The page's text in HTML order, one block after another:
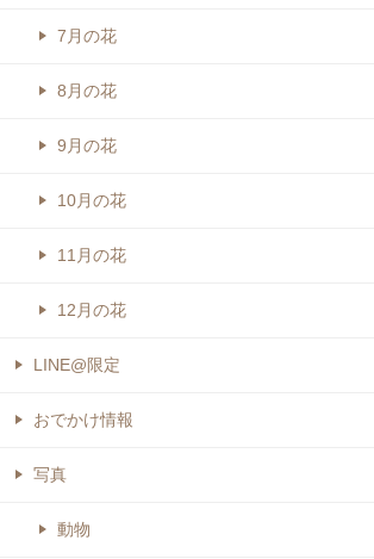
7月の花
8月の花
9月の花
10月の花
11月の花
12月の花
LINE@限定
おでかけ情報
写真
動物